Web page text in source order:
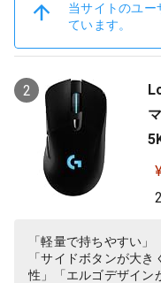
当サイトのユー
ています。
2
「軽量で持ちやすい」
「サイドボタンが大
性」「エルゴデザイン